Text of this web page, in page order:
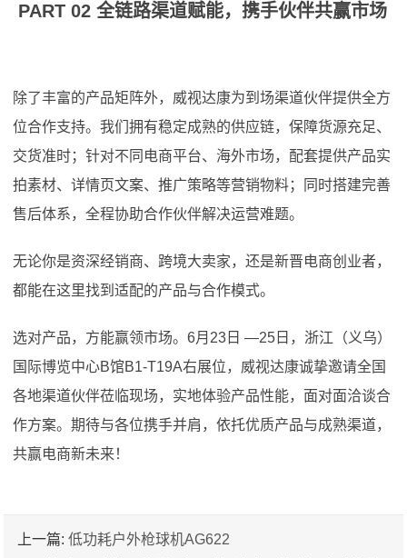
PART 02 全链路渠道赋能，携手伙伴共赢市场
除了丰富的产品矩阵外，威视达康为到场渠道伙伴提供全方
位合作支持。我们拥有稳定成熟的供应链，保障货源充足、
交货准时；针对不同电商平台、海外市场，配套提供产品实
拍素材、详情页文案、推广策略等营销物料；同时搭建完善
售后体系，全程协助合作伙伴解决运营难题。
无论你是资深经销商、跨境大卖家，还是新晋电商创业者，
都能在这里找到适配的产品与合作模式。
选对产品，方能赢领市场。6月23日 —25日，浙江（义乌）
国际博览中心B馆B1-T19A右展位，威视达康诚挚邀请全国
各地渠道伙伴莅临现场，实地体验产品性能，面对面洽谈合
作方案。期待与各位携手并肩，依托优质产品与成熟渠道，
共赢电商新未来！
上一篇:低功耗户外枪球机AG622